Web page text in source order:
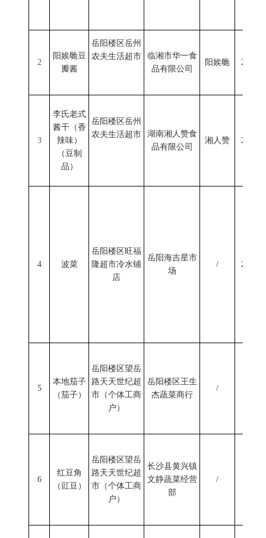
2
阳娭毑豆
瓣酱
岳阳楼区岳州
农夫生活超市
临湘市华一食
品有限公司
阳娭毑 2024/
3
李氏老式
酱干（香
辣味）
（豆制
品）
岳阳楼区岳州
农夫生活超市
湖南湘人赞食
品有限公司
湘人赞 2024/
4 波菜
岳阳楼区旺福
隆超市冷水铺
店
岳阳海吉星市
场
/ 2024/
5
本地茄子
（茄子）
岳阳楼区望岳
路天天世纪超
市（个体工商
户）
岳阳楼区王生
杰蔬菜商行
/
6
红豆角
（豇豆）
岳阳楼区望岳
路天天世纪超
市（个体工商
户）
长沙县黄兴镇
文静蔬菜经营
部
/